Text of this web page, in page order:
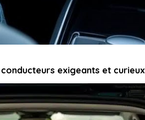
exigeants et curieux